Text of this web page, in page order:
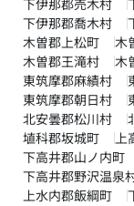
下伊那郡売木村
下伊那郡喬木村
木曽郡上松町
木
木曽郡王滝村
木
東筑摩郡麻績村
東筑摩郡朝日村
北安曇郡松川村
埴科郡坂城町
上
下高井郡山ノ内町
下高井郡野沢温泉
上水内郡飯綱町